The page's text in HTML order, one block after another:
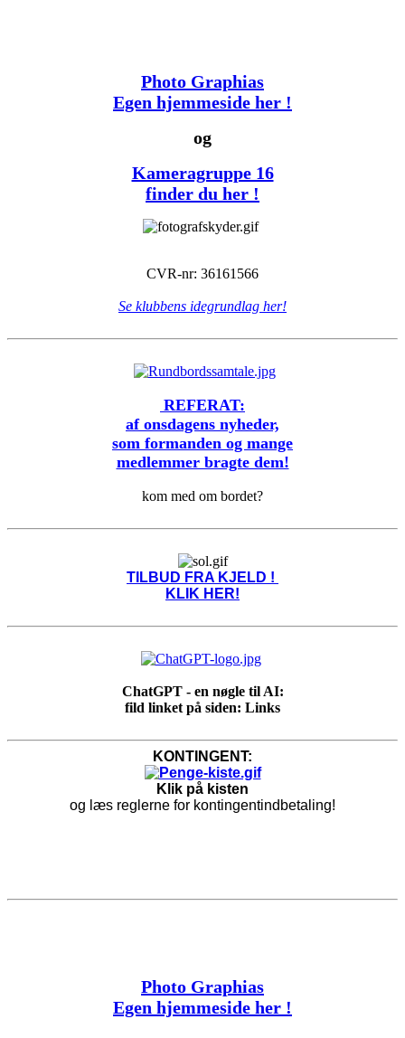
Photo Graphias
Egen hjemmeside her !
og
Kameragruppe 16
finder du her !
CVR-nr: 36161566
Se klubbens idegrundlag her!
REFERAT:
af onsdagens nyheder,
som formanden og mange
medlemmer bragte dem!
kom med om bordet?
TILBUD FRA KJELD !
KLIK HER!
ChatGPT - en nøgle til AI:
fild linket på siden: Links
KONTINGENT:
Klik på kisten
og læs reglerne for kontingentindbetaling!
Photo Graphias
Egen hjemmeside her !